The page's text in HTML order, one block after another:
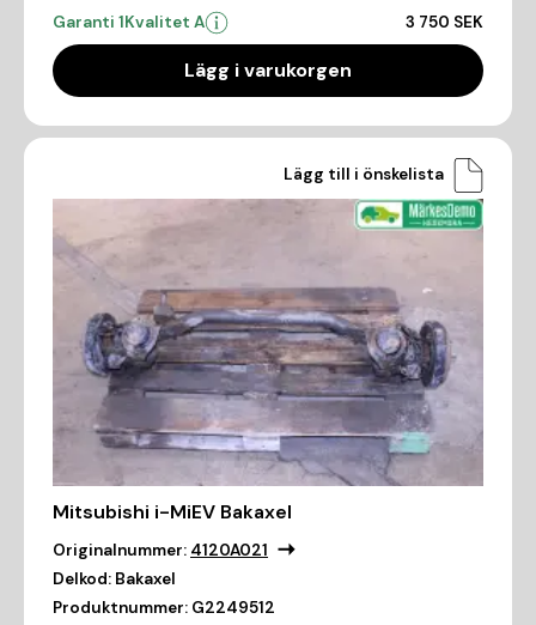
Garanti 1Kvalitet A 3 750 SEK
Lägg i varukorgen
Lägg till i önskelista
Mitsubishi i-MiEV Bakaxel
Originalnummer: 4120A021
Delkod: Bakaxel
Produktnummer: G2249512